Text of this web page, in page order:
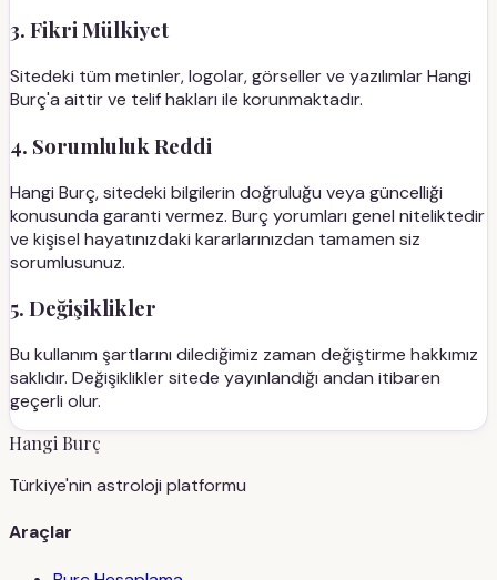
3. Fikri Mülkiyet
Sitedeki tüm metinler, logolar, görseller ve yazılımlar Hangi
Burç'a aittir ve telif hakları ile korunmaktadır.
4. Sorumluluk Reddi
Hangi Burç, sitedeki bilgilerin doğruluğu veya güncelliği
konusunda garanti vermez. Burç yorumları genel niteliktedir
ve kişisel hayatınızdaki kararlarınızdan tamamen siz
sorumlusunuz.
5. Değişiklikler
Bu kullanım şartlarını dilediğimiz zaman değiştirme hakkımız
saklıdır. Değişiklikler sitede yayınlandığı andan itibaren
geçerli olur.
Hangi Burç
Türkiye'nin astroloji platformu
Araçlar